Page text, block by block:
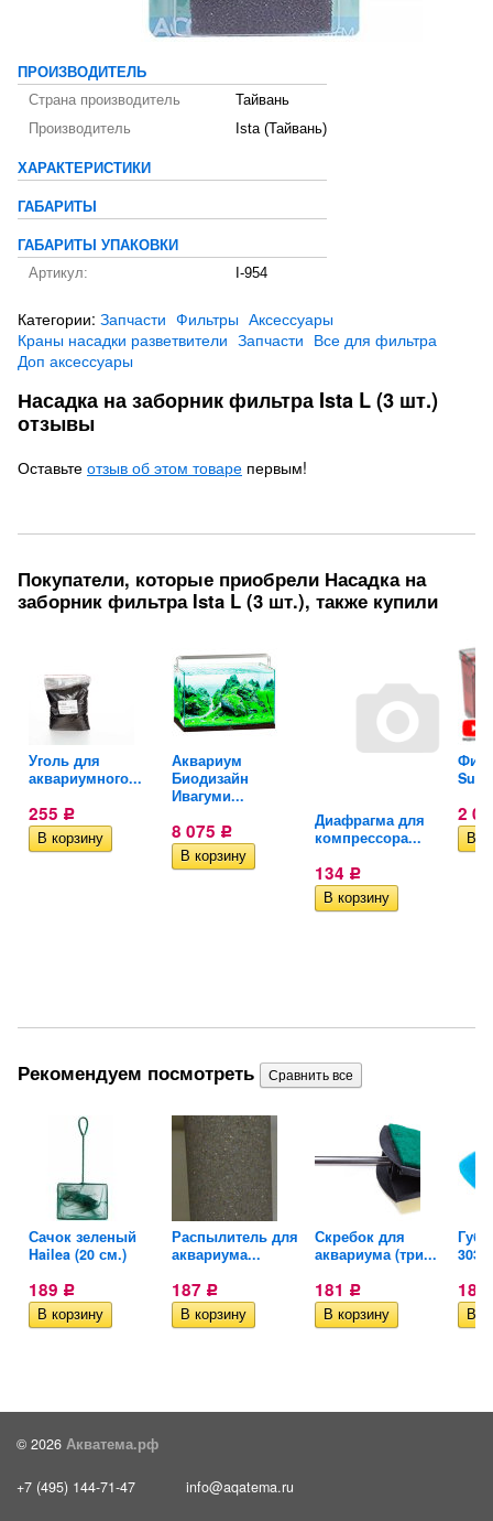
ПРОИЗВОДИТЕЛЬ
Страна производитель
Тайвань
Производитель
Ista (Тайвань)
ХАРАКТЕРИСТИКИ
ГАБАРИТЫ
ГАБАРИТЫ УПАКОВКИ
Артикул:
I-954
Категории: Запчасти Фильтры Аксессуары
Краны насадки разветвители Запчасти Все для фильтра
Доп аксессуары
Насадка на заборник фильтра Ista L (3 шт.)
отзывы
Оставьте отзыв об этом товаре первым!
Покупатели, которые приобрели Насадка на
заборник фильтра Ista L (3 шт.), также купили
Уголь для
аквариумного...
255 Р
Аквариум
Биодизайн
Ивагуми...
8 075 Р
Диафрагма для
компрессора...
134 Р
2
Рекомендуем посмотреть
Сачок зеленый
Hailea (20 см.)
189 Р
Распылитель для
аквариума...
187 Р
Скребок для
аквариума (три...
181 Р
303/
180
© 2026 Акватема.рф
+7 (495) 144-71-47 info@aqatema.ru